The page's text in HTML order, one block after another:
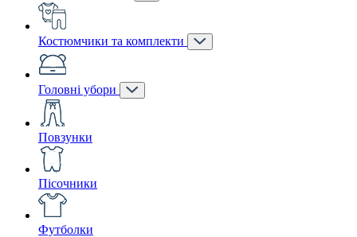
Костюмчики та комплекти
Головні убори
Повзунки
Пісочники
Футболки